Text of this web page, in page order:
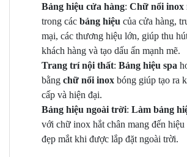
Bảng hiệu cửa hàng: Chữ nổi inox
trong các bảng hiệu của cửa hàng,
mại, các thương hiệu lớn, giúp thu
khách hàng và tạo dấu ấn mạnh mẽ.
Trang trí nội thất: Bảng hiệu spa
bằng chữ nổi inox bóng giúp tạo ra
cấp và hiện đại.
Bảng hiệu ngoài trời: Làm bảng
với chữ inox hắt chân mang đến hiệu
đẹp mắt khi được lắp đặt ngoài trời.